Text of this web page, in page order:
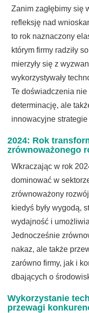
Zanim zagłębimy się
refleksję nad
to rok naznaczony
którym firmy radziły
mierzyły się z
wykorzystywały
Te doświadczenia nie
determinację, ale
innowacyjne strategie
2024: Rok
zrównoważonego
Wkraczając w rok
dominować w
zrównoważony
kiedyś były wygodą,
wydajność i
Jednocześnie
nakaz, ale także
zarówno firmy, jak i
dbających o
Wykorzystanie
przewagi